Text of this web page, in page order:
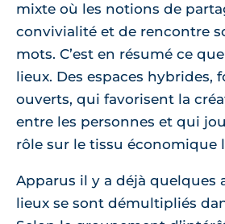
mixte où les notions de
convivialité et de rencontre
mots. C’est en résumé ce
lieux. Des espaces hybrides,
ouverts, qui favorisent la
entre les personnes et qui
rôle sur le tissu économique
Apparus il y a déjà quelques
lieux se sont démultipliés